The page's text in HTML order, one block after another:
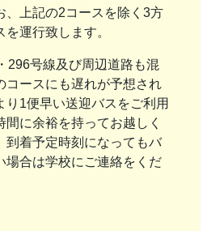
、上記の2コースを除く3方
運行致します。
号線及び周辺道路も混
コースにも遅れが予想され
り1便早い送迎バスをご利用
間に余裕を持ってお越しく
到着予定時刻になってもバ
場合は学校にご連絡をくだ